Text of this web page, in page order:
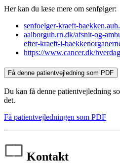
Her kan du læse mere om senfølger:
senfoelger-kraeft-
aalborguh.rn.dk/afsnit-og-
efter-kraeft-i-
https://www.cancer.dk/
Få denne patientvejledning som PDF
Du kan få denne patientvejledning
det.
Få patientvejledningen som PDF
Kontakt